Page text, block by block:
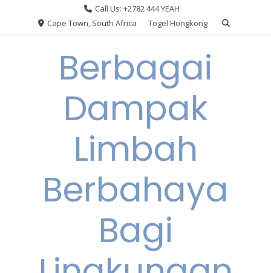
Call Us: +2782 444 YEAH
Cape Town, South Africa
Togel Hongkong
Berbagai
Dampak
Limbah
Berbahaya
Bagi